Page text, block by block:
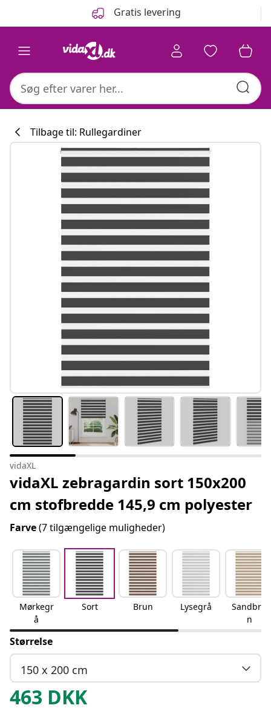
Gratis levering
#sharemevidaxl
Tilbage til: Rullegardiner
vidaXL
vidaXL zebragardin sort 150x200
cm stofbredde 145,9 cm polyester
Farve(7 tilgængelige muligheder)
Mørkegr
å
Sort Brun Lysegrå
Sandbru
n
Størrelse
150 x 200 cm
463 DKK